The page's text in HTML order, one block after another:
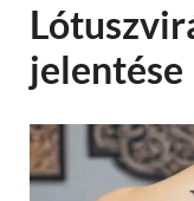
jelentése